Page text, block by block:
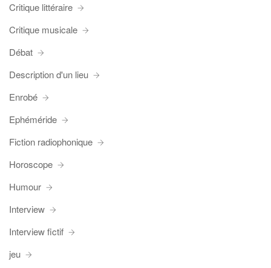
Critique littéraire
Critique musicale
Débat
Description d'un lieu
Enrobé
Ephéméride
Fiction radiophonique
Horoscope
Humour
Interview
Interview fictif
jeu